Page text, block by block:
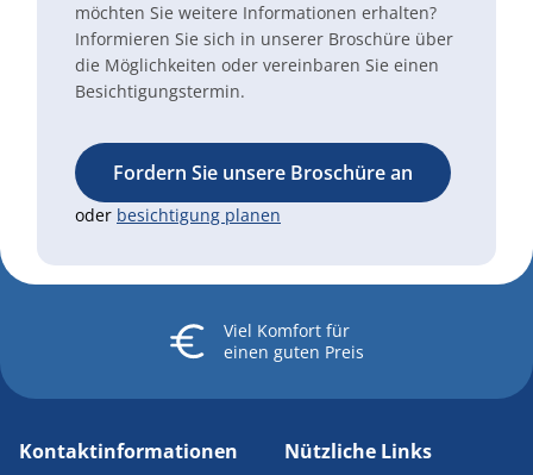
möchten Sie weitere Informationen erhalten?
Informieren Sie sich in unserer Broschüre über
die Möglichkeiten oder vereinbaren Sie einen
Besichtigungstermin.
Fordern Sie unsere Broschüre an
oder besichtigung planen
Viel Komfortfür
einen guten Preis
Kontaktinformationen Nützliche Links